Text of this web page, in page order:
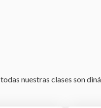
todas nuestras clases son